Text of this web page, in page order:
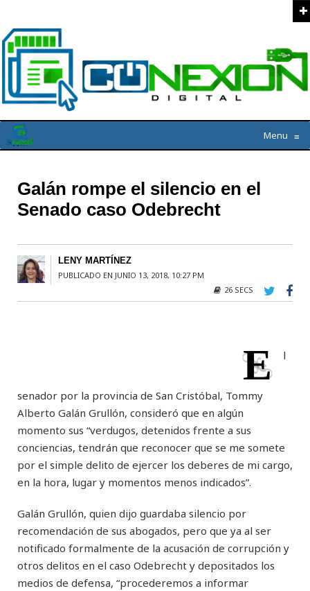
Menu ≡
Galán rompe el silencio en el
Senado caso Odebrecht
LENY MARTÍNEZ
PUBLICADO EN JUNIO 13, 2018, 10:27 PM
26 SECS
E l
senador por la provincia de San Cristóbal, Tommy
Alberto Galán Grullón, consideró que en algún
momento sus “verdugos, detenidos frente a sus
conciencias, tendrán que reconocer que se me somete
por el simple delito de ejercer los deberes de mi cargo,
en la hora, lugar y momentos menos indicados”.
Galán Grullón, quien dijo guardaba silencio por
recomendación de sus abogados, pero que ya al ser
notificado formalmente de la acusación de corrupción y
otros delitos en el caso Odebrecht y depositados los
medios de defensa, “procederemos a informar